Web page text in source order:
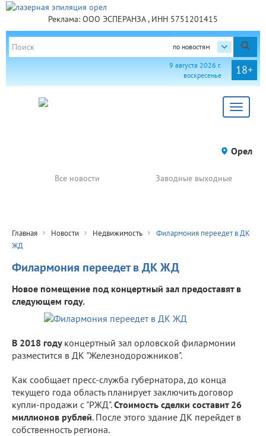
Реклама: ООО ЭСПЕРАНЗА , ИНН 5751201415
по новостям
18+
9 августа 2026 г.
воскресенье
Toggle
Орел
Все новости Заводные выходные
Главная Новости Недвижимость
Филармония переедет в ДК
ЖД
Филармония переедет в ДК ЖД
Новое помещение под концертный зал предоставят в
следующем году.
В 2018 году концертный зал орловской филармонии
разместится в ДК "Железнодорожников".
Как сообщает пресс-служба губернатора, до конца
текущего года область планирует заключить договор
купли-продажи с "РЖД".Стоимость сделки составит 26
миллионов рублей. После этого здание ДК перейдет в
собственность региона.